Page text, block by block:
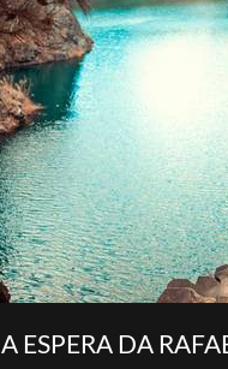
A ESPERA DA